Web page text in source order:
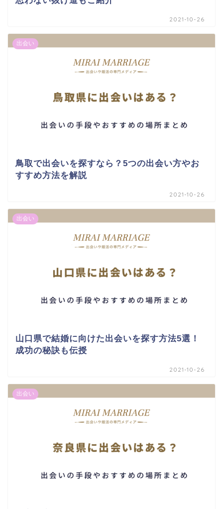
2021-10-26
出会い
鳥取で出会いを探すなら？5つの出会い方やお
すすめ方法を解説
2021-10-26
出会い
山口県で結婚に向けた出会いを探す方法5選！
成功の秘訣も伝授
2021-10-26
出会い